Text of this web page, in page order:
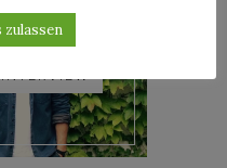
zulassen